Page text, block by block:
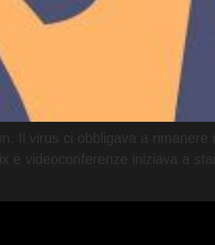
Il virus ci obbligava a rimanere
e videoconferenze iniziava a